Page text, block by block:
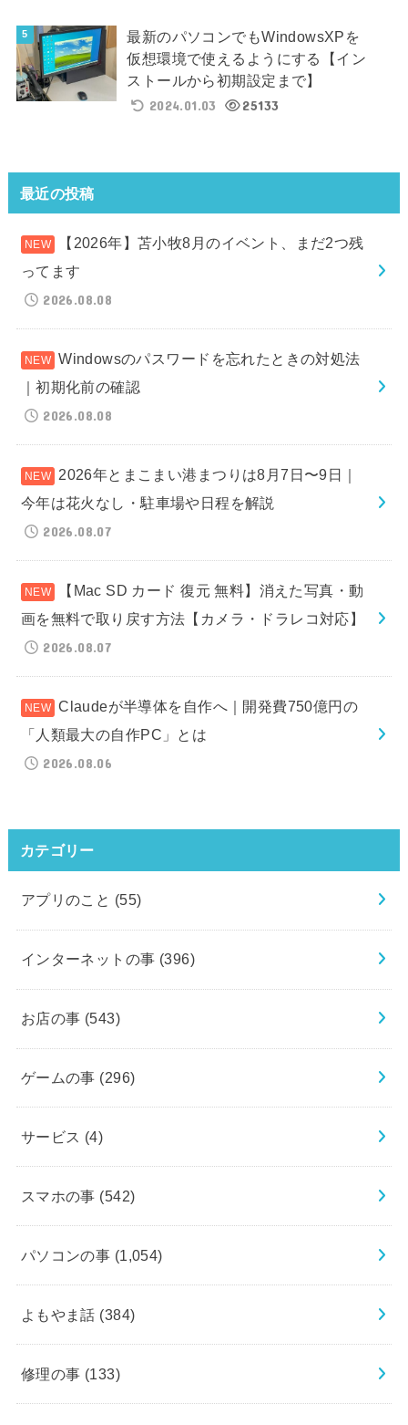
最新のパソコンでもWindowsXPを
仮想環境で使えるようにする【イン
ストールから初期設定まで】
2024.01.03
25133
最近の投稿
【2026年】苫小牧8月のイベント、まだ2つ残
ってます
2026.08.08
Windowsのパスワードを忘れたときの対処法
｜初期化前の確認
2026.08.08
2026年とまこまい港まつりは8月7日〜9日｜
今年は花火なし・駐車場や日程を解説
2026.08.07
【Mac SD カード 復元 無料】消えた写真・動
画を無料で取り戻す方法【カメラ・ドラレコ対応】
2026.08.07
Claudeが半導体を自作へ｜開発費750億円の
「人類最大の自作PC」とは
2026.08.06
カテゴリー
アプリのこと (55)
インターネットの事 (396)
お店の事 (543)
ゲームの事 (296)
サービス (4)
スマホの事 (542)
パソコンの事 (1,054)
よもやま話 (384)
修理の事 (133)